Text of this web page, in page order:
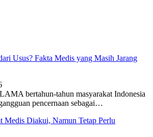
Usus? Fakta Medis yang Masih Jarang
bertahun-tahun masyarakat Indonesia
pencernaan sebagai…
Medis Diakui, Namun Tetap Perlu